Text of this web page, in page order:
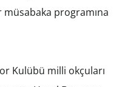
müsabaka programına
Kulübü milli okçuları